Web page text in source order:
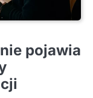
pojawia